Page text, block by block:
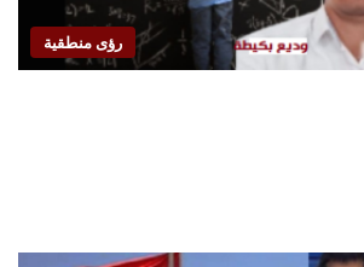
رؤى منطقية